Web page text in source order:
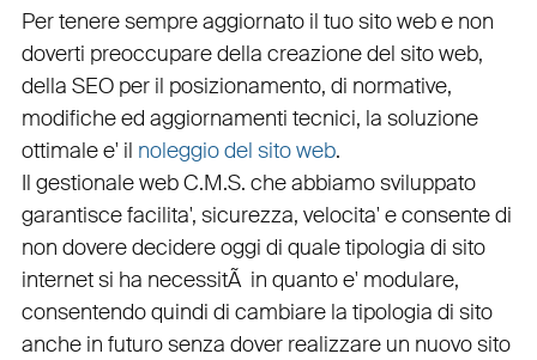
Per tenere sempre aggiornato il tuo sito web e non
doverti preoccupare della creazione del sito web,
della SEOper il posizionamento, di normative,
modifiche ed aggiornamenti tecnici, la soluzione
ottimale e' il noleggio del sito web.
Il gestionale web C.M.S. che abbiamo sviluppato
garantiscefacilita', sicurezza, velocita' e consente di
non dovere decidere oggi di quale tipologia di sito
internet si ha necessitÃ in quanto e' modulare,
consentendo quindi di cambiare la tipologia di sito
anche in futuro senza dover realizzare un nuovo sito